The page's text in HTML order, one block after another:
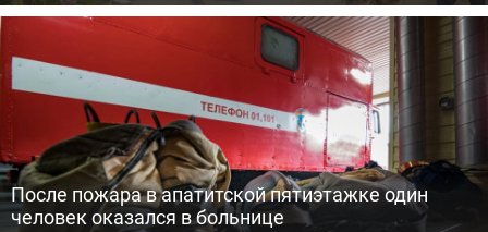
После пожара в апатитской пятиэтажке один
человек оказался в больнице